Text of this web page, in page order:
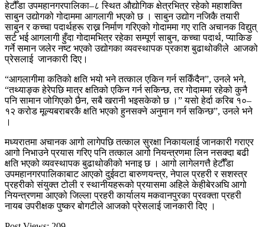
हेटौँडा उपमहानगरपालिका–८ स्थित औद्योगिक क्षेत्रभित्र रहेको महाशक्ति
साबुन उद्योगको गोदाममा आगलागी भएको छ । साबुन उद्योग नजिकै तयारी
साबुन र कच्चा पदार्थहरू राख्न निर्माण गरिएको गोदाममा गए राति अचानक विद्युत्
सर्ट भई आगलागी हुँदा गोदामभित्र रहेका सम्पूर्ण साबुन, कच्चा पदार्थ, प्याकिङ
गर्ने समान जलेर नष्ट भएको उद्योगका व्यवस्थापक प्रकाश बुढाथोकीले आजको
प्रेसलाई जानकारी दिए।
“आगलागीमा कतिको क्षति भयो भने तत्काल एकिन गर्न सकिँदैन”, उनले भने,
“तथ्याङ्क हेरेपछि मात्र क्षतिको एकिन गर्न सकिन्छ, तर गोदाममा रहेको कुनै
पनि सामान जोगिएको छैन, सबै खरानी भइसकेको छ ।” यसो हेर्दा करिब १०–
१२ करोड मूल्यबराबरकै क्षति भएको हुनसक्ने अनुमान गर्न सकिन्छ”, उनले भने
।
मध्यरातमा अचानक आगो लागेपछि तत्काल सुरक्षा निकायलाई जानकारी गराएर
आगो निभाउने प्रयास गरिए पनि तत्काल आगो नियन्त्रणमा लिन नसक्दा बढी
क्षति भएको व्यवस्थापक बुढाथोकीको भनाइ छ । आगो लागेलगत्तै हेटौँडा
उपमहानगरपालिकाबाट आएको दुईवटा बारुणयन्त्र, नेपाल प्रहरी र सशस्त्र
प्रहरीको संयुक्त टोली र स्थानीयहरूको प्रयासमा अहिले केहीबेरअघि आगो
नियन्त्रणमा आएको जिल्ला प्रहरी कार्यालय मकवानपुरका प्रवक्ता प्रहरी
नायब उपरीक्षक पुष्कर बोगटीले आजको प्रेसलाई जानकारी दिए ।